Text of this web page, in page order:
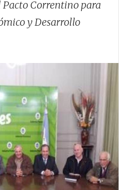
Correntino para
y Desarrollo